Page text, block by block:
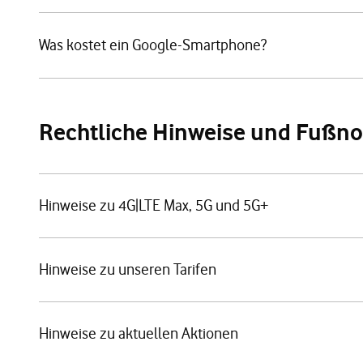
Was kostet ein Google-Smartphone?
Rechtliche Hinweise und
Hinweise zu 4G|LTE Max, 5G und 5G+
Hinweise zu unseren Tarifen
Hinweise zu aktuellen Aktionen